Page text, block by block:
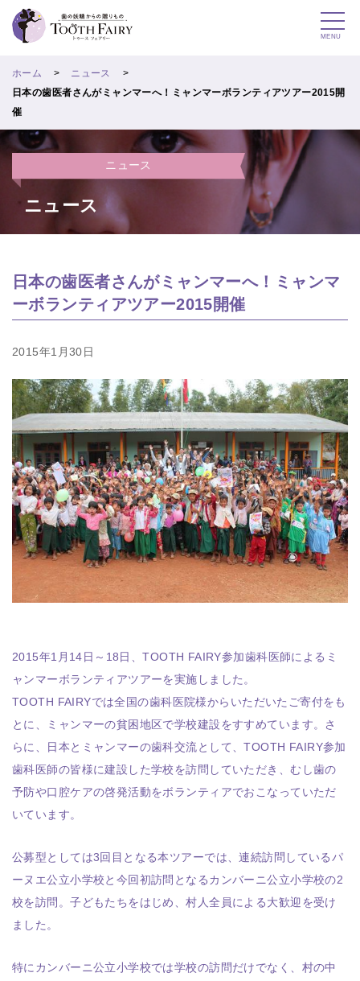
MENU
ホーム
ニュース
日本の歯医者さんがミャンマーへ！ミャンマーボランティアツアー2015開
催
ニュース
ニュース
日本の歯医者さんがミャンマーへ！ミャンマ
ーボランティアツアー2015開催
2015年1月30日
2015年1月14日～18日、TOOTH FAIRY参加歯科医師によるミ
ャンマーボランティアツアーを実施しました。
TOOTH FAIRYでは全国の歯科医院様からいただいたご寄付をも
とに、ミャンマーの貧困地区で学校建設をすすめています。さ
らに、日本とミャンマーの歯科交流として、TOOTH FAIRY参加
歯科医師の皆様に建設した学校を訪問していただき、むし歯の
予防や口腔ケアの啓発活動をボランティアでおこなっていただ
いています。
公募型としては3回目となる本ツアーでは、連続訪問しているパ
ーヌエ公立小学校と今回初訪問となるカンバーニ公立小学校の2
校を訪問。子どもたちをはじめ、村人全員による大歓迎を受け
ました。
特にカンバーニ公立小学校では学校の訪問だけでなく、村の中